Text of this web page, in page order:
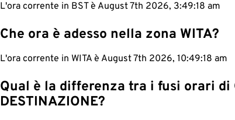
L'ora corrente in BST è August 7th 2026, 3:49:19 am
Che ora è adesso nella zona WITA?
L'ora corrente in WITA è August 7th 2026, 10:49:19 am
Qual è la differenza tra i fusi orari di
DESTINAZIONE?